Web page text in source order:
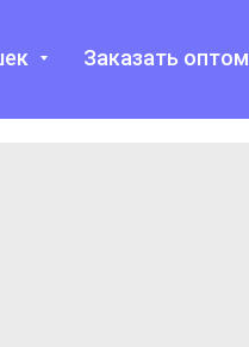
Заказать оптом